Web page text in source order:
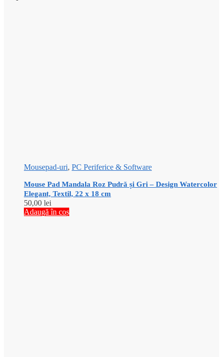
Mousepad-uri, PC Periferice & Software
Mouse Pad Mandala Roz Pudră și Gri – Design Watercolor
Elegant, Textil, 22 x 18 cm
50,00 lei
Adaugă în coș